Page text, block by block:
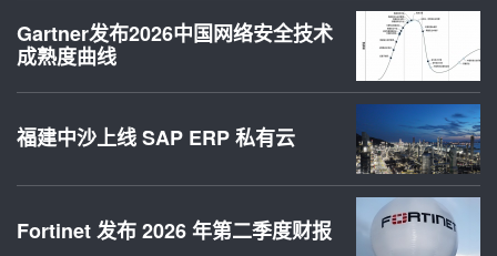
Gartner发布2026中国网络安全技术
成熟度曲线
福建中沙上线 SAP ERP 私有云
Fortinet 发布 2026 年第二季度财报